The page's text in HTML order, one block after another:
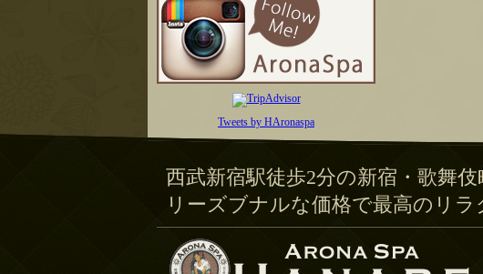
Tweets by HAronaspa
西武新宿駅徒歩2分の新宿・歌舞
リーズブナルな価格で最高のリラ